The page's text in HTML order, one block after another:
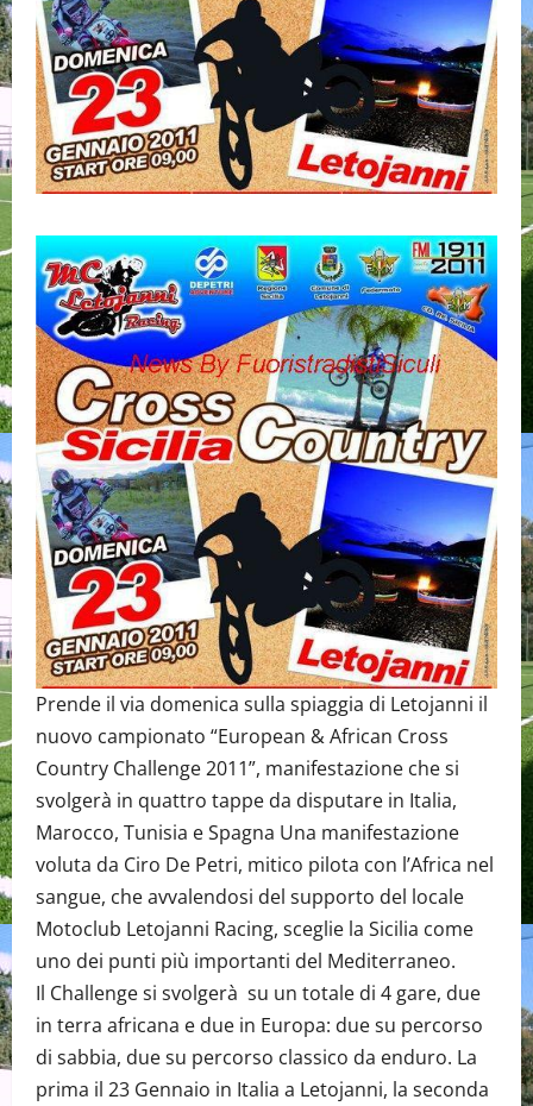
Prende il via domenica sulla spiaggia di Letojanni il
nuovo campionato “European & African Cross
Country Challenge 2011”, manifestazione che si
svolgerà in quattro tappe da disputare in Italia,
Marocco, Tunisia e Spagna Una manifestazione
voluta da Ciro De Petri, mitico pilota con l’Africa nel
sangue, che avvalendosi del supporto del locale
Motoclub Letojanni Racing, sceglie la Sicilia come
uno dei punti più importanti del Mediterraneo.
Il Challenge si svolgerà su un totale di 4 gare, due
in terra africana e due in Europa: due su percorso
di sabbia, due su percorso classico da enduro. La
prima il 23 Gennaio in Italia a Letojanni, la seconda